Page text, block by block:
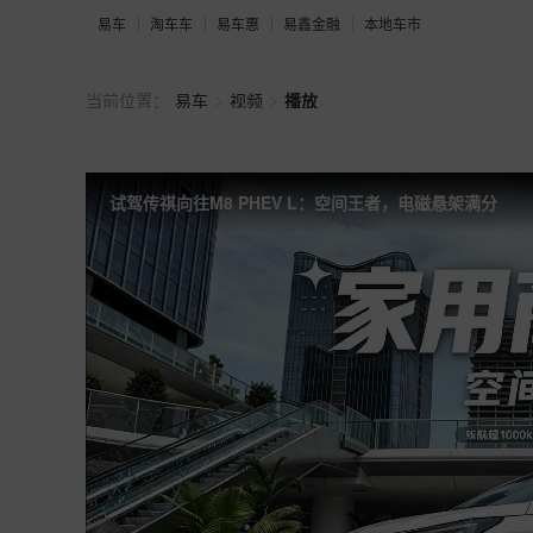
易车 淘车车 易车惠 易鑫金融 本地车市
当前位置： 易车 视频 播放
试驾传祺向往M8 PHEV L：空间王者，电磁悬架满分